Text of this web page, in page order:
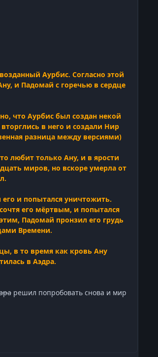
Аурбис. Согласно этой
и Падомай с горечью в сердце
что Аурбис был создан некой
в него и создали Нир
разница между версиями)
любит только Ану, и в ярости
миров, но вскоре умерла от
и попытался уничтожить.
его мёртвым, и попытался
Падомай пронзил его грудь
Времени.
в то время как кровь Ану
в Аэдра.
решил попробовать снова и мир